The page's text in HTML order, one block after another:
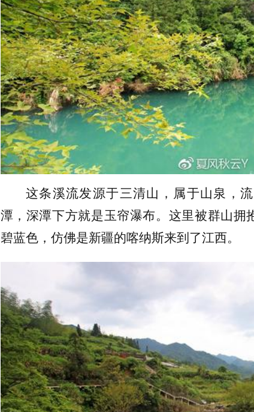
这条溪流发源于三清山，属于山泉，
潭，深潭下方就是玉帘瀑布。这里被群山拥
碧蓝色，仿佛是新疆的喀纳斯来到了江西。